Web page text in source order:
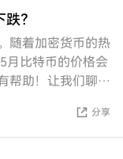
？
随着加密货币的热
比特币的价格会
帮助！让我们聊聊
分享